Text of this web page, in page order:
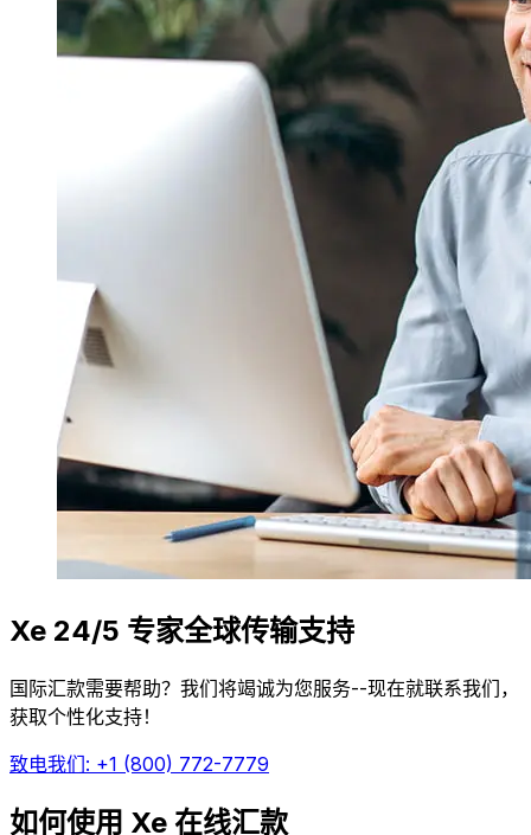
Xe 24/5 专家全球传输支持
国际汇款需要帮助？我们将竭诚为您服务--现在就联系我们，
获取个性化支持！
致电我们: +1 (800) 772-7779
如何使用 Xe 在线汇款